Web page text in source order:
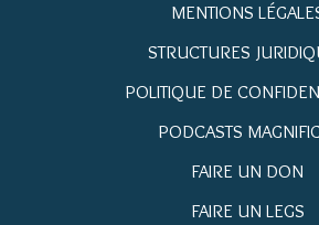
MENTIONS
STRUCTURES
POLITIQUE DE
PODCASTS
FAIRE UN DON
FAIRE UN LEGS